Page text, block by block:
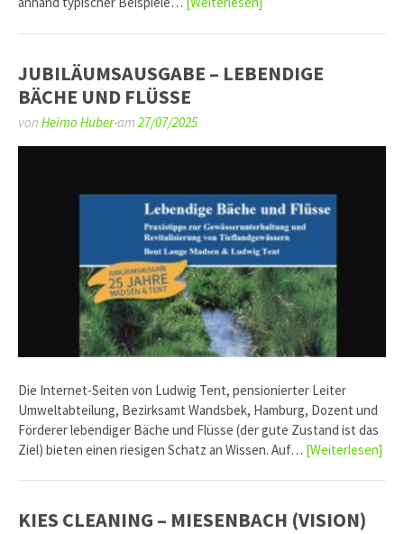
JUBILÄUMSAUSGABE – LEBENDIGE
BÄCHE UND FLÜSSE
von Heimo Huber-am 27/07/2025
Die Internet-Seiten von Ludwig Tent, pensionierter Leiter
Umweltabteilung, Bezirksamt Wandsbek, Hamburg, Dozent und
Förderer lebendiger Bäche und Flüsse (der gute Zustand ist das
Ziel) bieten einen riesigen Schatz an Wissen. Auf… [Weiterlesen]
KIES CLEANING – MIESENBACH (VISION)